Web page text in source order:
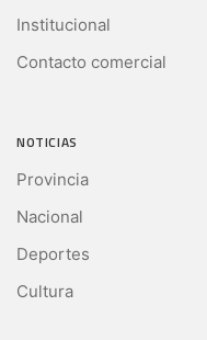
Institucional
Contacto comercial
NOTICIAS
Provincia
Nacional
Deportes
Cultura